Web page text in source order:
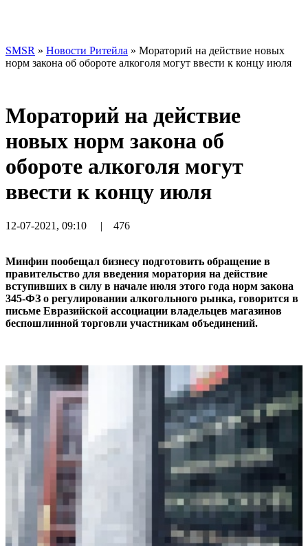
SMSR » Новости Ритейла » Мораторий на действие новых
норм закона об обороте алкоголя могут ввести к концу июля
Мораторий на действие
новых норм закона об
обороте алкоголя могут
ввести к концу июля
12-07-2021, 09:10 | 476
Минфин пообещал бизнесу подготовить обращение в
правительство для введения моратория на действие
вступивших в силу в начале июля этого года норм закона
345-ФЗ о регулировании алкогольного рынка, говорится в
письме Евразийской ассоциации владельцев магазинов
беспошлинной торговли участникам объединений.